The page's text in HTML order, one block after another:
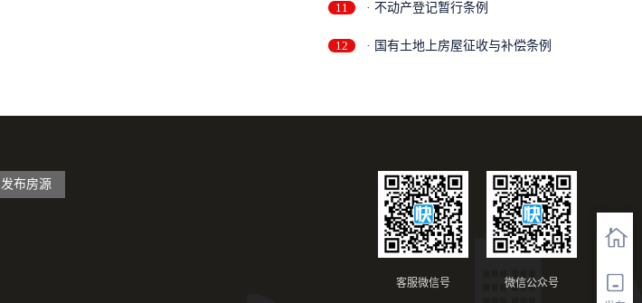
11 · 不动产登记暂行条例
12 · 国有土地上房屋征收与补偿条例
发布房源
微信公众号
客服微信号